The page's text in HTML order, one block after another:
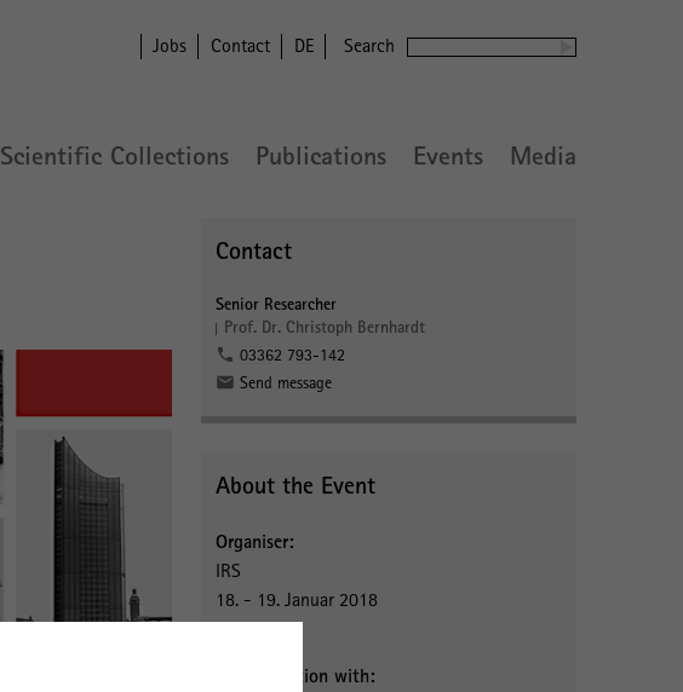
Jobs Contact DE Search
Scientific Collections Publications Events Media
Contact
Senior Researcher
Prof. Dr. Christoph Bernhardt
03362 793-142
Send message
About the Event
Organiser:
IRS
18. - 19. Januar 2018
Erkner
In cooperation with: